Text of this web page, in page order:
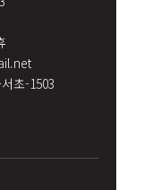
초-1503